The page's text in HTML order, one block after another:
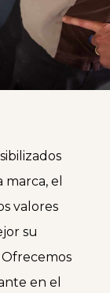
el
valores
su
en el